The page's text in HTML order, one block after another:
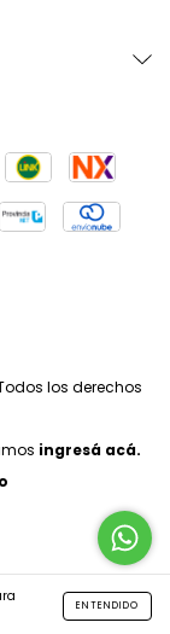
ENTENDIDO
los derechos
ingresá acá.